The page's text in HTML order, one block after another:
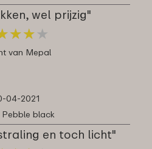
wel prijzig"
★★ ★
★★ ★
van Mepal
04-2021
Pebble black
en toch licht"